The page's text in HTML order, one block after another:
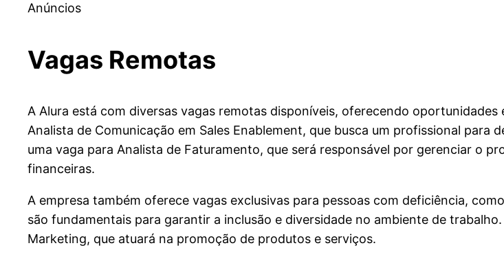
Anúncios
Vagas Remotas
A Alura está com diversas vagas remotas disponíveis, oferecendo
Analista de Comunicação em Sales Enablement, que busca um profissional para
uma vaga para Analista de Faturamento, que será responsável por gerenciar o
financeiras.
A empresa também oferece vagas exclusivas para pessoas com deficiência,
são fundamentais para garantir a inclusão e diversidade no ambiente de
Marketing, que atuará na promoção de produtos e serviços.